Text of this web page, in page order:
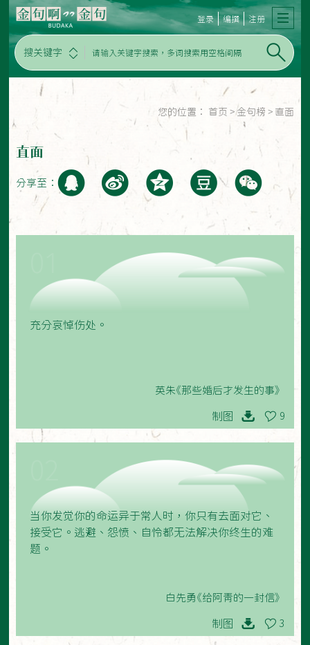
搜关键字
登录 编撰 注册
您的位置： 首页 > 金句榜 > 直面
直面
分享至：
充分哀悼伤处。
英朱《那些婚后才发生的事》
制图 9
当你发觉你的命运异于常人时，你只有去面对它、
接受它。逃避、怨愤、自怜都无法解决你终生的难
题。
白先勇《给阿青的一封信》
制图 3